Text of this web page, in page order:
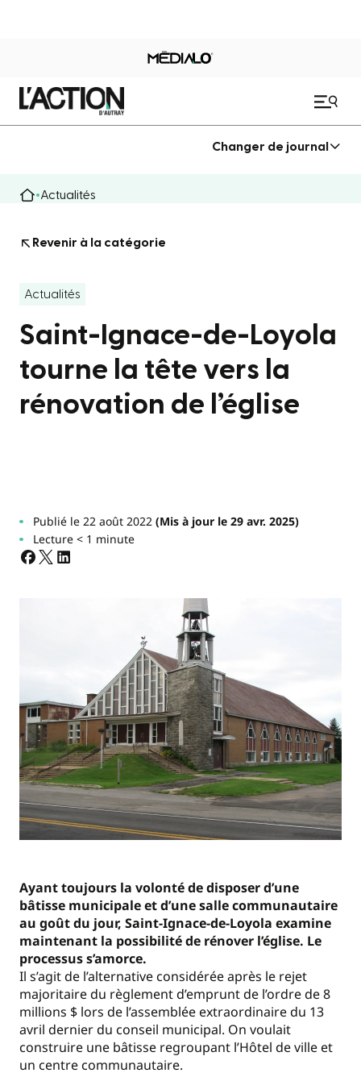
Changer de journal
Actualités
Revenir à la catégorie
Actualités
Saint-Ignace-de-Loyola
tourne la tête vers la
rénovation de l’église
Publié le 22 août 2022(Mis à jour le 29 avr. 2025)
Lecture < 1 minute
Ayant toujours la volonté de disposer d’une
bâtisse municipale et d’une salle communautaire
au goût du jour, Saint-Ignace-de-Loyola examine
maintenant la possibilité de rénover l’église. Le
processus s’amorce.
Il s’agit de l’alternative considérée après le rejet
majoritaire du règlement d’emprunt de l’ordre de 8
millions $ lors de l’assemblée extraordinaire du 13
avril dernier du conseil municipal. On voulait
construire une bâtisse regroupant l’Hôtel de ville et
un centre communautaire.